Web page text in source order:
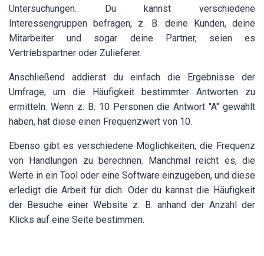
Untersuchungen. Du kannst verschiedene
Interessengruppen befragen, z. B. deine Kunden, deine
Mitarbeiter und sogar deine Partner, seien es
Vertriebspartner oder Zulieferer.
Anschließend addierst du einfach die Ergebnisse der
Umfrage, um die Häufigkeit bestimmter Antworten zu
ermitteln. Wenn z. B. 10 Personen die Antwort "A" gewählt
haben, hat diese einen Frequenzwert von 10.
Ebenso gibt es verschiedene Möglichkeiten, die Frequenz
von Handlungen zu berechnen. Manchmal reicht es, die
Werte in ein Tool oder eine Software einzugeben, und diese
erledigt die Arbeit für dich. Oder du kannst die Häufigkeit
der Besuche einer Website z. B. anhand der Anzahl der
Klicks auf eine Seite bestimmen.